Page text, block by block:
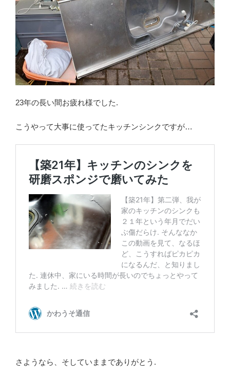
23年の長い間お疲れ様でした.
こうやって大事に使ってたキッチンシンクですが…
さようなら、そしていままでありがとう.